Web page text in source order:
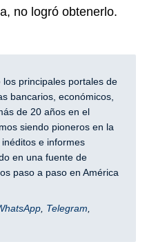
no logró obtenerlo.
los principales portales de
bancarios, económicos,
de 20 años en el
siendo pioneros en la
e informes
en una fuente de
paso a paso en América
Telegram